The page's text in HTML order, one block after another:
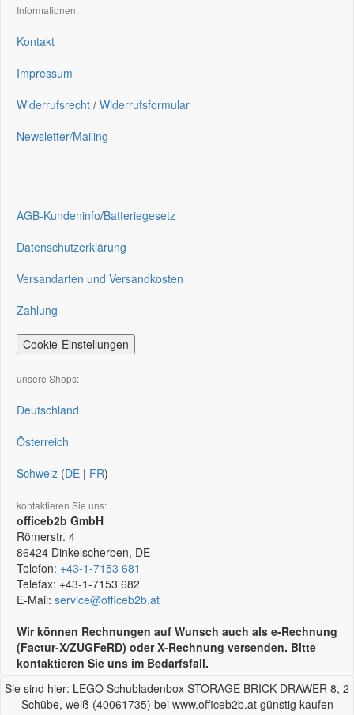
Informationen:
Kontakt
Impressum
Widerrufsrecht / Widerrufsformular
Newsletter/Mailing
AGB-Kundeninfo/Batteriegesetz
Datenschutzerklärung
Versandarten und Versandkosten
Zahlung
Cookie-Einstellungen
unsere Shops:
Deutschland
Österreich
Schweiz (DE | FR)
kontaktieren Sie uns:
officeb2b GmbH
Römerstr. 4
86424 Dinkelscherben, DE
Telefon: +43-1-7153 681
Telefax: +43-1-7153 682
E-Mail: service@officeb2b.at
Wir können Rechnungen auf Wunsch auch als e-Rechnung
(Factur-X/ZUGFeRD) oder X-Rechnung versenden. Bitte
kontaktieren Sie uns im Bedarfsfall.
Sie sind hier: LEGO Schubladenbox STORAGE BRICK DRAWER 8, 2
Schübe, weiß (40061735) bei www.officeb2b.at günstig kaufen